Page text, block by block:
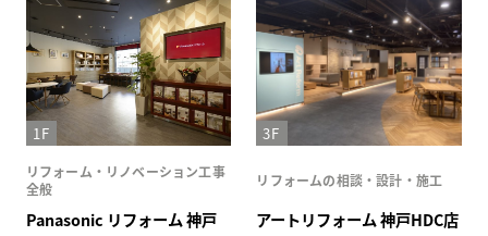
リフォーム・リノベーション工事
全般
Panasonic リフォーム 神戸
1F
リフォームの相談・設計・施工
アートリフォーム 神戸HDC店
3F